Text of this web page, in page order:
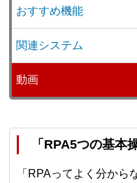
おすすめ機能
関連システム
動画
「RPA5つの基本
「RPAってよく分から